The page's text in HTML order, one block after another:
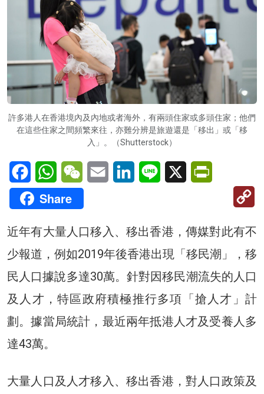
許多港人在香港境內及內地或者海外，有兩頭住家或多頭住家；他們
在這些住家之間頻繁來往，亦難分辨是旅遊還是「移出」或「移
入」。（Shutterstock）
FacebookWhatsAppWeChatEmail LinkedInLine X
Share
近年有大量人口移入、移出香港，傳媒對此有不
少報道，例如2019年後香港出現「移民潮」，移
民人口據說多達30萬。針對因移民潮流失的人口
及人才，特區政府積極推行多項「搶人才」計
劃。據當局統計，最近兩年抵港人才及受養人多
達43萬。
大量人口及人才移入、移出香港，對人口政策及